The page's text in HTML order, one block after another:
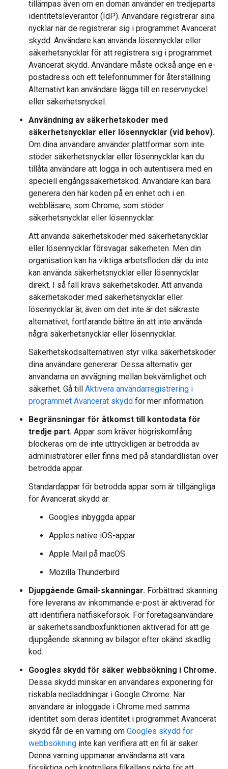
tillämpas även om en domän använder en tredjeparts
identitetsleverantör (IdP). Användare registrerar sina
nycklar när de registrerar sig i programmet Avancerat
skydd. Användare kan använda lösennycklar eller
säkerhetsnycklar för att registrera sig i programmet
Avancerat skydd. Användare måste också ange en e-
postadress och ett telefonnummer för återställning.
Alternativt kan användare lägga till en reservnyckel
eller säkerhetsnyckel.
Användning av säkerhetskoder med
säkerhetsnycklar eller lösennycklar (vid behov).
Om dina användare använder plattformar som inte
stöder säkerhetsnycklar eller lösennycklar kan du
tillåta användare att logga in och autentisera med en
speciell engångssäkerhetskod. Användare kan bara
generera den här koden på en enhet och i en
webbläsare, som Chrome, som stöder
säkerhetsnycklar eller lösennycklar.
Att använda säkerhetskoder med säkerhetsnycklar
eller lösennycklar försvagar säkerheten. Men din
organisation kan ha viktiga arbetsflöden där du inte
kan använda säkerhetsnycklar eller lösennycklar
direkt. I så fall krävs säkerhetskoder. Att använda
säkerhetskoder med säkerhetsnycklar eller
lösennycklar är, även om det inte är det säkraste
alternativet, fortfarande bättre än att inte använda
några säkerhetsnycklar eller lösennycklar.
Säkerhetskodsalternativen styr vilka säkerhetskoder
dina användare genererar. Dessa alternativ ger
användarna en avvägning mellan bekvämlighet och
säkerhet. Gå till Aktivera användarregistrering i
programmet Avancerat skydd för mer information.
Begränsningar för åtkomst till kontodata för
tredje part. Appar som kräver högriskomfång
blockeras om de inte uttryckligen är betrodda av
administratörer eller finns med på standardlistan över
betrodda appar.
Standardappar för betrodda appar som är tillgängliga
för Avancerat skydd är:
Googles inbyggda appar
Apples native iOS-appar
Apple Mail på macOS
Mozilla Thunderbird
Djupgående Gmail-skanningar. Förbättrad skanning
före leverans av inkommande e-post är aktiverad för
att identifiera nätfiskeförsök. För företagsanvändare
är säkerhetssandboxfunktionen aktiverad för att ge
djupgående skanning av bilagor efter okänd skadlig
kod.
Googles skydd för säker webbsökning i Chrome.
Dessa skydd minskar en användares exponering för
riskabla nedladdningar i Google Chrome. När
användare är inloggade i Chrome med samma
identitet som deras identitet i programmet Avancerat
skydd får de en varning om Googles skydd för
webbsökning inte kan verifiera att en fil är säker.
Denna varning uppmanar användarna att vara